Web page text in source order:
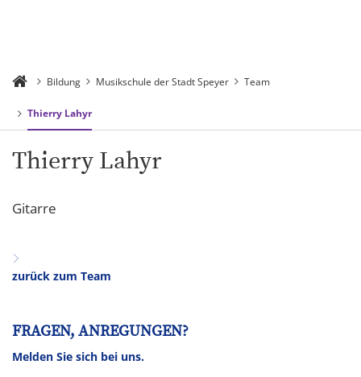
Bildung Musikschule der Stadt Speyer Team
Thierry Lahyr
Thierry Lahyr
Gitarre
zurück zum Team
FRAGEN, ANREGUNGEN?
Melden Sie sich bei uns.